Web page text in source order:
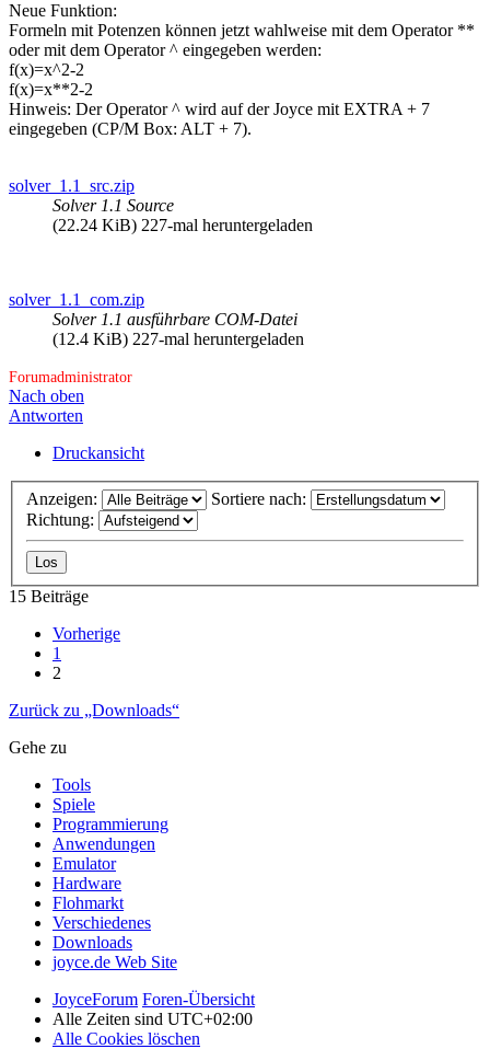
Neue Funktion:
Formeln mit Potenzen können jetzt wahlweise mit dem Operator **
oder mit dem Operator ^ eingegeben werden:
f(x)=x^2-2
f(x)=x**2-2
Hinweis: Der Operator ^ wird auf der Joyce mit EXTRA + 7
eingegeben (CP/M Box: ALT + 7).
solver_1.1_src.zip
Solver 1.1 Source
(22.24 KiB) 227-mal heruntergeladen
solver_1.1_com.zip
Solver 1.1 ausführbare COM-Datei
(12.4 KiB) 227-mal heruntergeladen
Forumadministrator
Nach oben
Antworten
Druckansicht
Anzeigen:
Sortiere nach:
Richtung:
15 Beiträge
Vorherige
1
2
Zurück zu „Downloads“
Gehe zu
Tools
Spiele
Programmierung
Anwendungen
Emulator
Hardware
Flohmarkt
Verschiedenes
Downloads
joyce.de Web Site
JoyceForum Foren-Übersicht
Alle Zeiten sind UTC+02:00
Alle Cookies löschen